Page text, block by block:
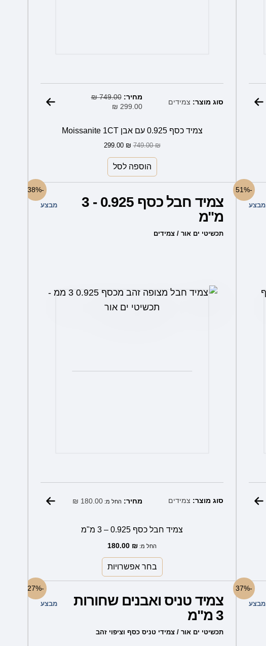
סוג מוצר: צמידים
מחיר:749.00
₪המקורי
299.00
₪
הנוכחי
צמיד כסף 0.925 עם אבן Moissanite 1CT
749.00₪
299.00 ₪
הוספה לסל
-51%
מבצע
-38%
צמיד חבל כסף 0.925 - 3
מ"מ
תכשיטי ים אור / צמידים
מבצע
סוג מוצר: צמידים מחיר:החל מ:180.00
₪
צמיד חבל כסף 0.925 – 3 מ"מ
החל מ: 180.00 ₪
בחר אפשרויות
זה
את
-37%
מבצע
-27%
צמיד טניס ואבנים שחורות
3 מ"מ
תכשיטי ים אור / צמידי טניס כסף וציפוי זהב
מבצע
זה
מספר